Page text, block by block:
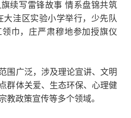
续写雷锋故事 情系盘锦共筑
大洼区实验小学举行，少先队
巾，庄严肃穆地参加授旗仪
围广泛，涉及理论宣讲、文明
群体关爱、生态环保、心理健
教政策宣传等多个领域。